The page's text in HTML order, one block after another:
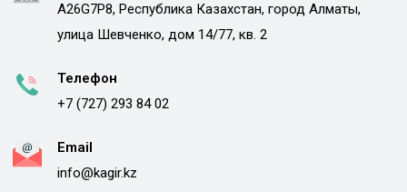
A26G7P8, Республика Казахстан, город Алматы,
улица Шевченко, дом 14/77, кв. 2
Телефон
+7 (727) 293 84 02
Email
info@kagir.kz